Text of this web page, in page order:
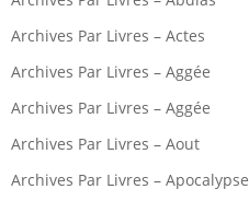
Archives Par Livres – Actes
Archives Par Livres – Aggée
Archives Par Livres – Aggée
Archives Par Livres – Aout
Archives Par Livres – Apocalypse